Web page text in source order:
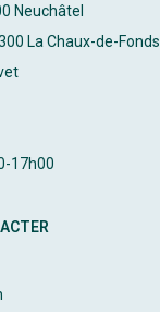
Neuchâtel
La Chaux-de-Fonds
17h00